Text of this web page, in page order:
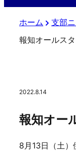
ホーム 支部
2022.8.14
報知オー
8月13日（土